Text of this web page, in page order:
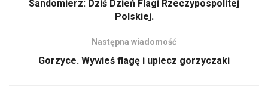
Sandomierz: Dziś Dzień Flagi Rzeczypospolitej
Polskiej.
Następna wiadomość
Gorzyce. Wywieś flagę i upiecz gorzyczaki